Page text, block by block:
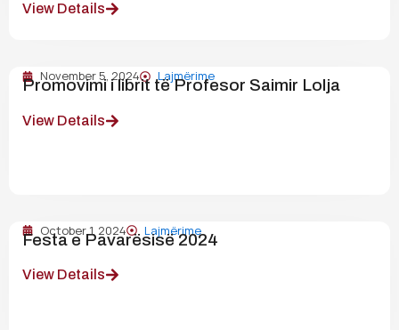
View Details
November 5, 2024 Lajmërime
Promovimi i librit të Profesor Saimir Lolja
View Details
October 1, 2024 Lajmërime
Festa e Pavarësisë 2024
View Details